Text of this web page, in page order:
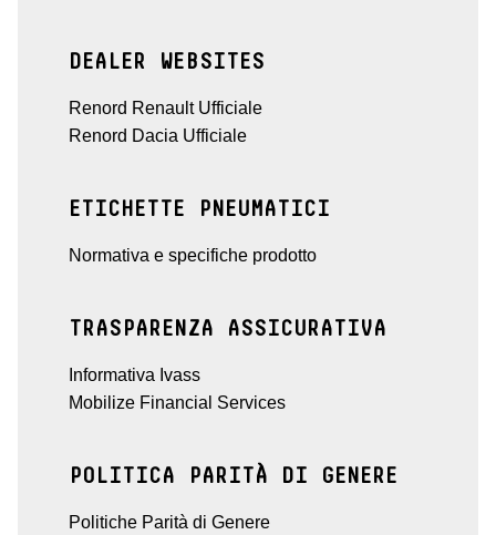
DEALER WEBSITES
Renord Renault Ufficiale
Renord Dacia Ufficiale
ETICHETTE PNEUMATICI
Normativa e specifiche prodotto
TRASPARENZA ASSICURATIVA
Informativa Ivass
Mobilize Financial Services
POLITICA PARITÀ DI GENERE
Politiche Parità di Genere